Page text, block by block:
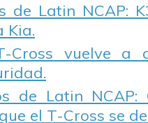
de Latin NCAP:
Kia.
Cross vuelve a
de Latin NCAP:
el T-Cross se